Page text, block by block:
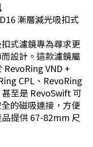
漸層減光吸扣式
式濾鏡專為尋求更
設計。這款濾鏡屬
RevoRing VND +
CPL、RevoRing
至是 RevoSwift 可
的磁吸連接，方便
提供 67-82mm 尺